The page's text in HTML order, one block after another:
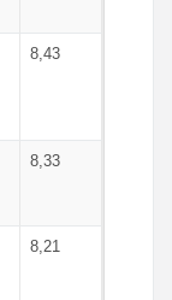
8,43
8,33
8,21